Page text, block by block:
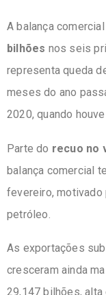
A balança comercial
bilhões nos seis
representa queda
meses do ano
2020, quando
Parte do recuo no
balança comercial
fevereiro, motivado
petróleo.
As exportações
cresceram ainda
29,147 bilhões, alta